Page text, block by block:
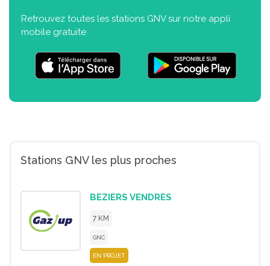
Retrouvez toutes les stations GNV sur notre appli
mobile gratuite
Stations GNV les plus proches
BEZIERS VENDRES
7 KM
GNC
EN PROJET